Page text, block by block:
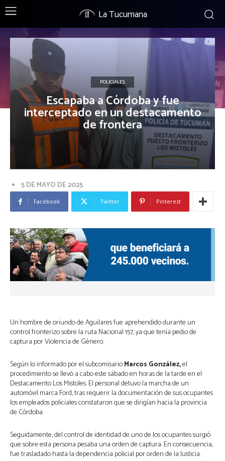
La Tucumana
POLICIALES
Escapaba a Córdoba y fue
interceptado en un destacamento
de frontera
5 DE MAYO DE 2025
Facebook Twitter Pinterest
Un hombre de oriundo de Aguilares fue aprehendido durante un
control fronterizo sobre la ruta Nacional 157, ya que tenía pedio de
captura por Violencia de Género.
Según lo informado por el subcomisarioMarcos González,el
procedimiento se llevó a cabo este sábado en horas de la tarde en el
Destacamento Los Mistoles. El personal detuvo la marcha de un
automóvil marca Ford, tras requerir la documentación de sus ocupantes
los empleados policiales constataron que se dirigían hacia la provincia
de Córdoba.
Seguidamente, del control de identidad de uno de los ocupantes surgió
que sobre esta persona pesaba una orden de captura. En consecuencia,
fue trasladado hasta la dependencia policial por orden de la Justicia.